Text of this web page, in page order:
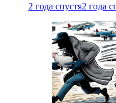
2 года спустя2 года